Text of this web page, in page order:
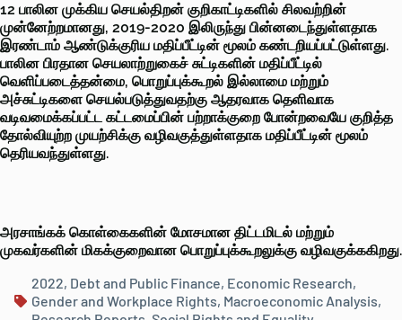
12 பாலின முக்கிய செயல்திறன் குறிகாட்டிகளில் சிலவற்றின்
முன்னேற்றமானது, 2019-2020 இலிருந்து பின்னடைந்துள்ளதாக
இரண்டாம் ஆண்டுக்குரிய மதிப்பீட்டின் மூலம் கண்டறியப்பட்டுள்ளது.
பாலின பிரதான செயலாற்றுகைச் சுட்டிகளின் மதிப்பீட்டில்
வெளிப்படைத்தன்மை, பொறுப்புக்கூறல் இல்லாமை மற்றும்
அச்சுட்டிகளை செயல்படுத்துவதற்கு ஆதரவாக தெளிவாக
வடிவமைக்கப்பட்ட கட்டமைப்பின் பற்றாக்குறை போன்றவையே குறித்த
தோல்வியுற்ற முயற்சிக்கு வழிவகுத்துள்ளதாக மதிப்பீட்டின் மூலம்
தெரியவந்துள்ளது.
அரசாங்கக் கொள்கைகளின் மோசமான திட்டமிடல் மற்றும்
முகவர்களின் மிகக்குறைவான பொறுப்புக்கூறலுக்கு வழிவகுக்ககிறது.
2022, Debt and Public Finance, Economic Research,
Gender and Workplace Rights, Macroeconomic Analysis,